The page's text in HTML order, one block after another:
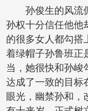
孙俊生的风流倜
孙权十分信任他他
的很多女人都勾搭
着绿帽子孙鲁班正
当，她很快和孙峻
达成了一致的目标
眼光，幽禁孙和，